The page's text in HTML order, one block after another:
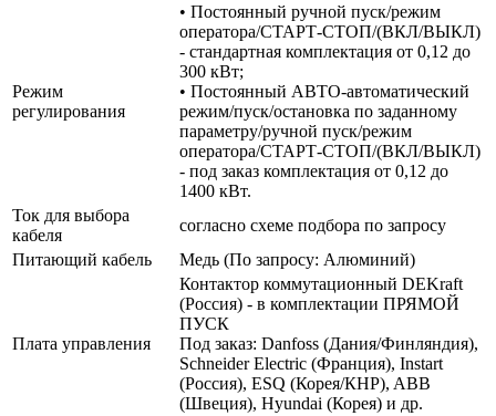
Режим
регулирования
• Постоянный ручной пуск/режим
оператора/СТАРТ-СТОП/(ВКЛ/ВЫКЛ)
- стандартная комплектация от 0,12 до
300 кВт;
• Постоянный АВТО-автоматический
режим/пуск/остановка по заданному
параметру/ручной пуск/режим
оператора/СТАРТ-СТОП/(ВКЛ/ВЫКЛ)
- под заказ комплектация от 0,12 до
1400 кВт.
Ток для выбора
кабеля
согласно схеме подбора по запросу
Питающий кабель
Медь (По запросу: Алюминий)
Плата управления
Контактор коммутационный DEKraft
(Россия) - в комплектации ПРЯМОЙ
ПУСК
Под заказ: Danfoss (Дания/Финляндия),
Schneider Electric (Франция), Instart
(Россия), ESQ (Корея/КНР), ABB
(Швеция), Hyundai (Корея) и др.